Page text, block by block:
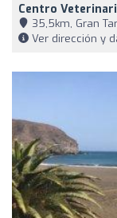
Centro
35,5km, Gran
Ver dirección y